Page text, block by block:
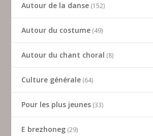
Autour de la danse 152
Autour du costume 49
Autour du chant choral 8
Culture générale 64
Pour les plus jeunes 33
E brezhoneg 29